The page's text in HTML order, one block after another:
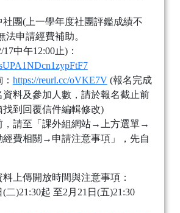
社團(上一學年度社團評鑑成績不
法申請經費補助。
中午12:00止)：
https://reurl.cc/oVKE7V(報名完成
料及參加人數，請於報名截止前
找到回覆信件編輯修改)
，請至「課外組網站→上方選單→
費相關→申請注意事項」，先自
上傳開放時間與注意事項：
(二)21:30起 至2月21日(五)21:30